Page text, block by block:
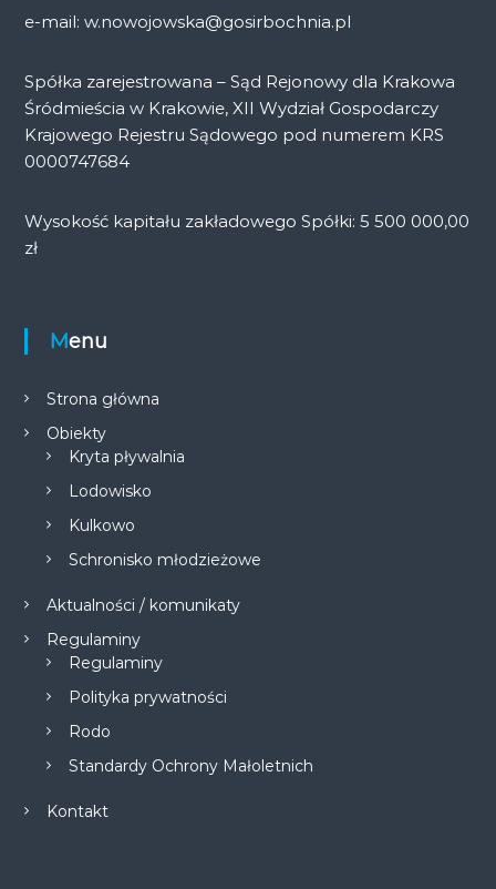
e-mail: w.nowojowska@gosirbochnia.pl
Spółka zarejestrowana – Sąd Rejonowy dla Krakowa
Śródmieścia w Krakowie, XII Wydział Gospodarczy
Krajowego Rejestru Sądowego pod numerem KRS
0000747684
Wysokość kapitału zakładowego Spółki: 5 500 000,00
zł
Menu
Strona główna
Obiekty
Kryta pływalnia
Lodowisko
Kulkowo
Schronisko młodzieżowe
Aktualności / komunikaty
Regulaminy
Regulaminy
Polityka prywatności
Rodo
Standardy Ochrony Małoletnich
Kontakt